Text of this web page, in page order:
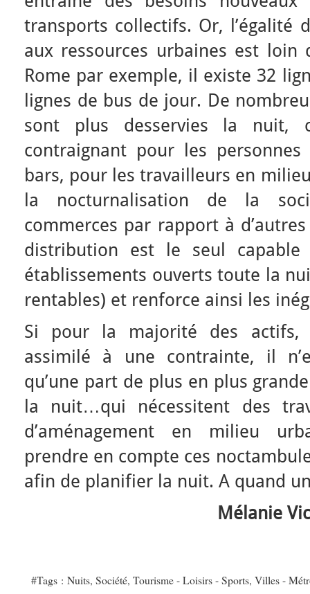
transports collectifs. Or, l’égalité
aux ressources urbaines est loin
Rome par exemple, il existe 32
lignes de bus de jour. De
sont plus desservies la
contraignant pour les
bars, pour les travailleurs en
la nocturnalisation de la
commerces par rapport à
distribution est le seul capable
établissements ouverts toute la
rentables) et renforce ainsi les
Si pour la majorité des
assimilé à une contrainte, il
qu’une part de plus en plus
la nuit…qui nécessitent des
d’aménagement en milieu
prendre en compte ces
afin de planifier la nuit. A quand
Mélanie
#Tags : Nuits, Société, Tourisme - Loisirs - Sports, Villes -